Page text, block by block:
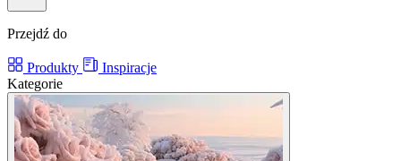
Przejdź do
Produkty
Inspiracje
Kategorie